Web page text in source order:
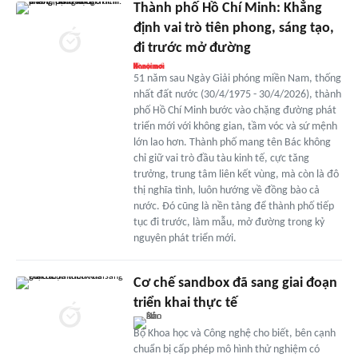
Thành phố Hồ Chí Minh: Khẳng
định vai trò tiên phong, sáng tạo,
đi trước mở đường
51 năm sau Ngày Giải phóng miền Nam, thống
nhất đất nước (30/4/1975 - 30/4/2026), thành
phố Hồ Chí Minh bước vào chặng đường phát
triển mới với không gian, tầm vóc và sứ mệnh
lớn lao hơn. Thành phố mang tên Bác không
chỉ giữ vai trò đầu tàu kinh tế, cực tăng
trưởng, trung tâm liên kết vùng, mà còn là đô
thị nghĩa tình, luôn hướng về đồng bào cả
nước. Đó cũng là nền tảng để thành phố tiếp
tục đi trước, làm mẫu, mở đường trong kỷ
nguyên phát triển mới.
Cơ chế sandbox đã sang giai đoạn
triển khai thực tế
Bộ Khoa học và Công nghệ cho biết, bên cạnh
chuẩn bị cấp phép mô hình thử nghiệm có